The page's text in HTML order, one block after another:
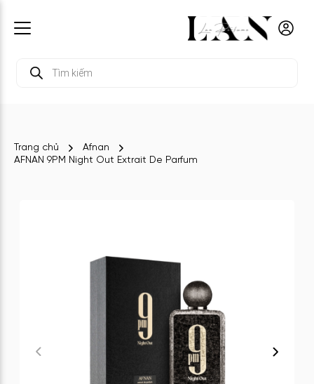
kiếm
Trang chủ
Afnan
AFNAN 9PM Night Out Extrait De Parfum